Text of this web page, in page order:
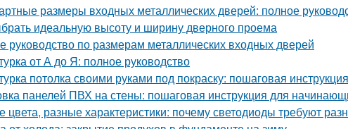
размеры входных металлических дверей: полное
идеальную высоту и ширину дверного проема
руководство по размерам металлических входных дверей
от А до Я: полное руководство
потолка своими руками под покраску: пошаговая инструкция
панелей ПВХ на стены: пошаговая инструкция для
цвета, разные характеристики: почему светодиоды требуют